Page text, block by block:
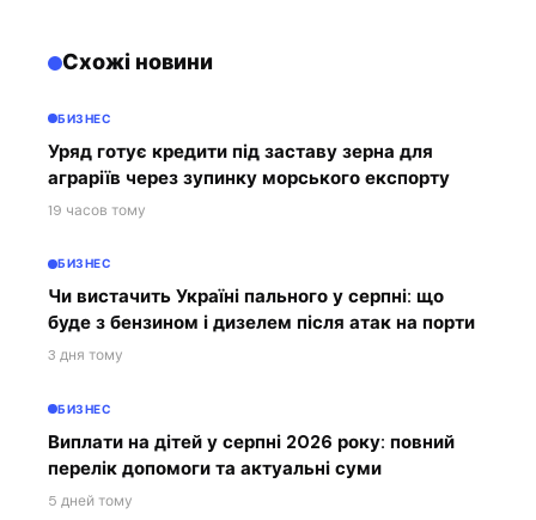
Схожі новини
БИЗНЕС
Уряд готує кредити під заставу зерна для
аграріїв через зупинку морського експорту
19 часов тому
БИЗНЕС
Чи вистачить Україні пального у серпні: що
буде з бензином і дизелем після атак на порти
3 дня тому
БИЗНЕС
Виплати на дітей у серпні 2026 року: повний
перелік допомоги та актуальні суми
5 дней тому